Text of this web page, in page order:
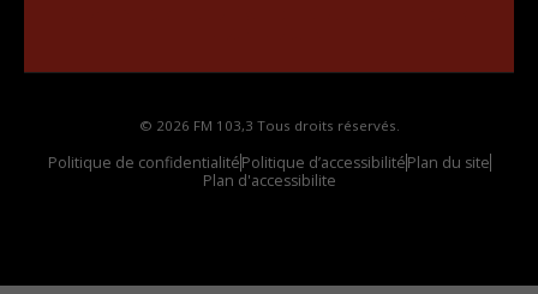
© 2026 FM 103,3 Tous droits réservés.
Politique de confidentialitéPolitique d’accessibilitéPlan du site
Plan d'accessibilite